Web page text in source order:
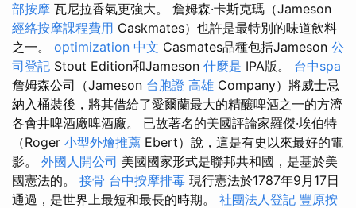
部按摩 瓦尼拉香氣更強大。 詹姆森·卡斯克瑪（Jameson
經絡按摩課程費用 Caskmates）也許是最特別的味道飲料
之一。 optimization 中文 Casmates品種包括Jameson 公
司登記 Stout Edition和Jameson 什麼是 IPA版。 台中spa
詹姆森公司（Jameson 台胞證 高雄 Company）將威士忌
納入桶裝後，將其借給了愛爾蘭最大的精釀啤酒之一的方濟
各會井啤酒廠啤酒廠。 已故著名的美國評論家羅傑·埃伯特
（Roger 小型外燴推薦 Ebert）說，這是有史以來最好的電
影。 外國人開公司 美國國家形式是聯邦共和國，是基於美
國憲法的。 接骨 台中按摩排毒 現行憲法於1787年9月17日
通過，是世界上最短和最長的時期。 社團法人登記 豐原按